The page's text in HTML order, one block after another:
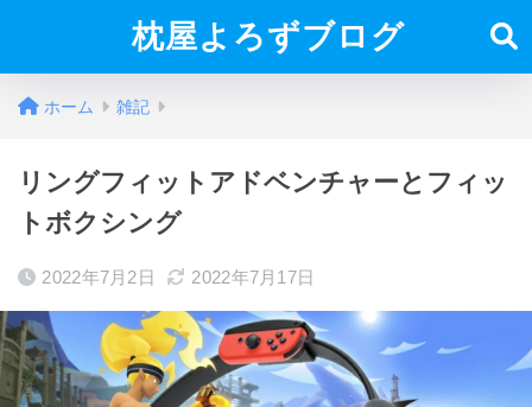
枕屋よろずブログ
ホーム 雑記
リングフィットアドベンチャーとフィッ
トボクシング
2022年7月2日 2022年7月17日